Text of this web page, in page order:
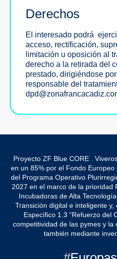
Derechos
El interesado podrá
acceso, rectificación,
limitación u oposición al
derecho a la retirada del
prestado, dirigiéndose por
responsable del
Proyecto ZF Blue CORE .
en un 85% por el Fondo
del Programa Operativo
2027 en el marco de la prioridad
Incubadoras de Alta
Transición digital e inteligente
Específico 1.3 “Refuerzo del
competitividad de las pymes y la
también mediante